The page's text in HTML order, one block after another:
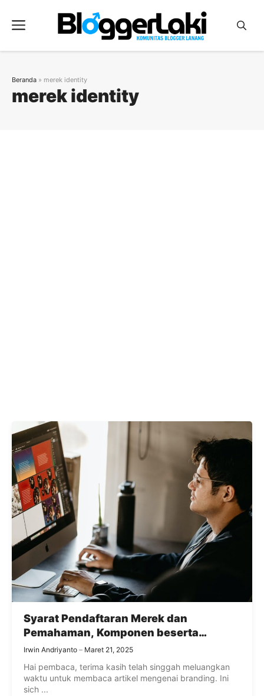
Menu
merek identity
Beranda » merek identity
Syarat Pendaftaran Merek dan
Pemahaman, Komponen beserta
Faedah Merek Identity
Irwin Andriyanto Maret 21, 2025
Hai pembaca, terima kasih telah singgah meluangkan
waktu untuk membaca artikel mengenai branding. Ini
sich ...